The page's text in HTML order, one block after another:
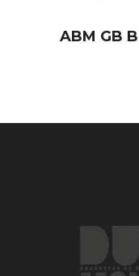
ABM GB